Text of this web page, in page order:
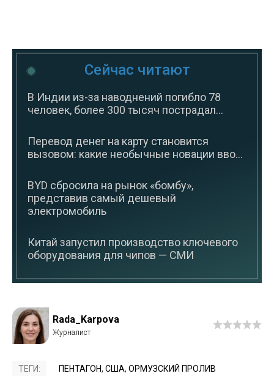
Сейчас читают
В Индии из-за наводнений погибло 78
человек, более 300 тысяч пострадал...
Перевод денег на карту становится
вызовом: какие необычные новации вво...
BYD сбросила на рынок «бомбу»,
представив самый дешевый
электромобиль
Китай запустил производство ключевого
оборудования для чипов — СМИ
Rada_Karpova
ТЕГИ: ПЕНТАГОН, США, ОРМУЗСКИЙ ПРОЛИВ